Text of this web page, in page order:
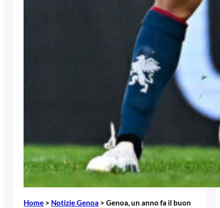
Home > Notizie Genoa > Genoa, un anno fa il buon